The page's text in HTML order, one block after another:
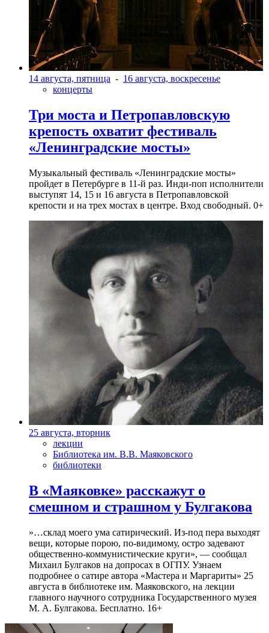
14 августа, пятница - 16 августа, воскресенье
концерты
Три моста и Петропавловскую
крепость охватит фестиваль
«Ленинградские мосты»
Музыкальный фестиваль «Ленинградские мосты»
пройдет в Петербурге в 11-й раз. Инди-поп исполнители
выступят 14, 15 и 16 августа в Петропавловской
крепости и на трех мостах в центре. Вход свободный. 0+
25 августа, вторник
лекции
Библиотека им. В.В. Маяковского
библиотеки
В «Маяковке» расскажут о
смешном и страшном у Булгакова
»…склад моего ума сатирический. Из-под пера выходят
вещи, которые порою, по-видимому, остро задевают
общественно-коммунистические круги», — сообщал
Михаил Булгаков на допросах в ОГПУ. Узнаем
подробнее о сатире автора «Мастера и Маргариты» 25
августа в библиотеке им. Маяковского, на лекции
главного научного сотрудника Государственного музея
М. А. Булгакова. Бесплатно. 16+